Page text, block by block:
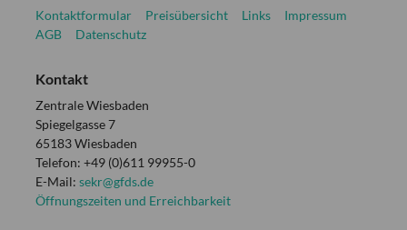
Kontaktformular Preisübersicht Links
Impressum
AGB
Datenschutz
Kontakt
Zentrale Wiesbaden
Spiegelgasse 7
65183 Wiesbaden
Telefon: +49 (0)611 99955-0
E-Mail: sekr@gfds.de
Öffnungszeiten und Erreichbarkeit